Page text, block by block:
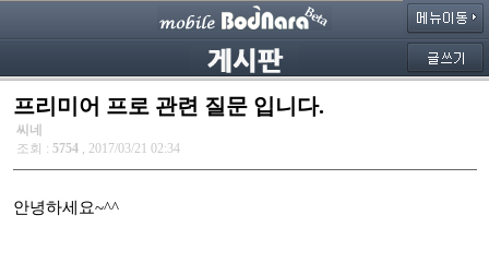
프리미어 프로 관련 질문 입니다.
씨네
조회 : 5754 , 2017/03/21 02:34
안녕하세요~^^